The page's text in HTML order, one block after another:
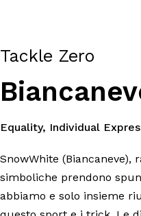
Tackle Zero
Equality, Individual
SnowWhite
simboliche prendono
abbiamo e solo insieme